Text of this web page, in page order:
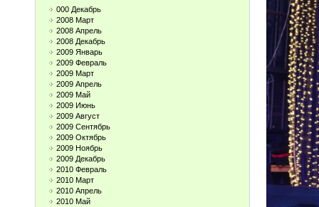
000 Декабрь
2008 Март
2008 Апрель
2008 Декабрь
2009 Январь
2009 Февраль
2009 Март
2009 Апрель
2009 Май
2009 Июнь
2009 Август
2009 Сентябрь
2009 Октябрь
2009 Ноябрь
2009 Декабрь
2010 Февраль
2010 Март
2010 Апрель
2010 Май